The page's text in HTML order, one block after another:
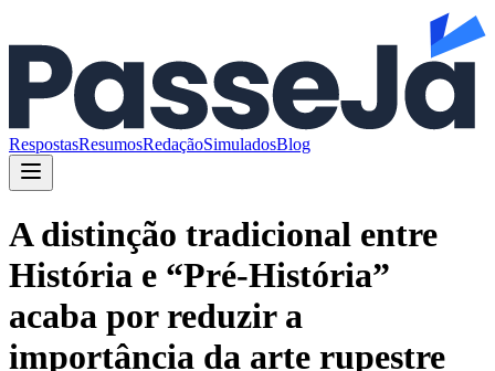
RespostasResumosRedaçãoSimuladosBlog
A distinção tradicional entre
História e “Pré-História”
acaba por reduzir a
importância da arte rupestre